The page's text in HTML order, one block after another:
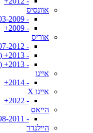
אוונסיס
- 2003-2009
- 2009+
אוריס
- 2007-2012
- 2013+ (הצ'בק)
- 2013+ (סטיישן)
אייגו
- 2014+
אייגו X
- 2022+
הייאס
- 1998-2011
היילנדר